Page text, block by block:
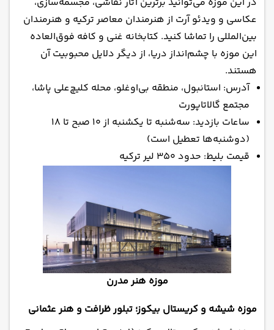
عکاسی و ویدئو آرت از هنرمندان معاصر ترکیه و هنرمندان
بین‌المللی را تماشا کنید. کتابخانه غنی و کافه فوق‌العاده
این موزه با چشم‌انداز دریا، از دیگر دلایل محبوبیت آن
هستند.
آدرس: استانبول، منطقه بی‌اوغلو، محله کلیچ‌علی پاشا،
مجتمع گالاتاپورت
ساعات بازدید: سه‌شنبه تا یکشنبه از ۱۰ صبح تا ۱۸
(دوشنبه‌ها تعطیل است)
قیمت بلیط: حدود ۳۵۰ لیر ترکیه
موزه هنر مدرن
موزه شیشه و کریستال بیکوز؛ تبلور ظرافت و هنر عثمانی